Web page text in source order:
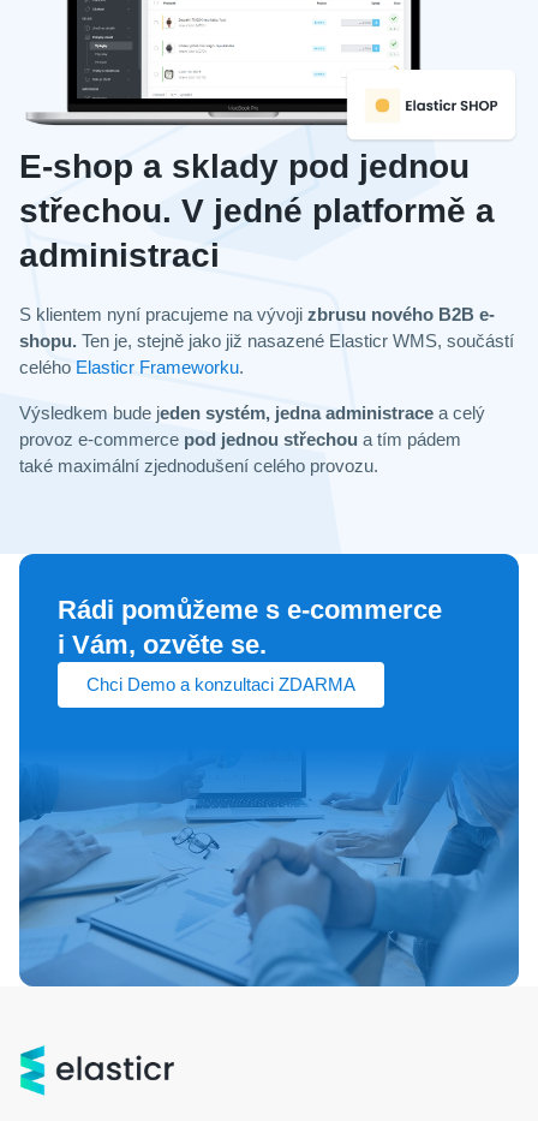
E-shop a sklady pod jednou
střechou. V jedné platformě a
administraci
S klientem nyní pracujeme na vývoji zbrusu nového B2B e-
shopu. Ten je, stejně jako již nasazené Elasticr WMS, součástí
celého Elasticr Frameworku.
Výsledkem bude jeden systém, jedna administrace a celý
provoz e-commerce pod jednou střechou a tím pádem
také maximální zjednodušení celého provozu.
Rádi pomůžeme s e‑commerce
i Vám, ozvěte se.
Chci Demo a konzultaci ZDARMA